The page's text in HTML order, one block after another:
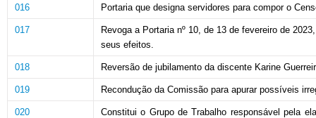
016 Portaria que designa servidores para compor o
017
Revoga a Portaria nº 10, de 13 de fevereiro de
seus efeitos.
018 Reversão de jubilamento da discente Karine
019 Recondução da Comissão para apurar possíveis
020
Constitui o Grupo de Trabalho responsável pela